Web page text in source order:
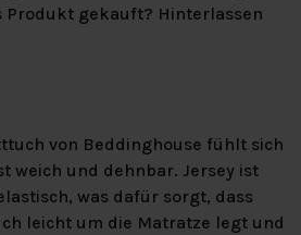
Produkt gekauft? Hinterlassen
von Beddinghouse fühlt sich
weich und dehnbar. Jersey ist
was dafür sorgt, dass
leicht um die Matratze legt und